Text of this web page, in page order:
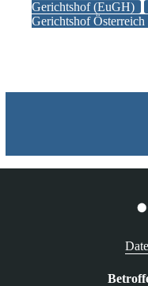
bei
DSGVO-
Gerichtshof (EuGH)
Gerichtshof Österreich